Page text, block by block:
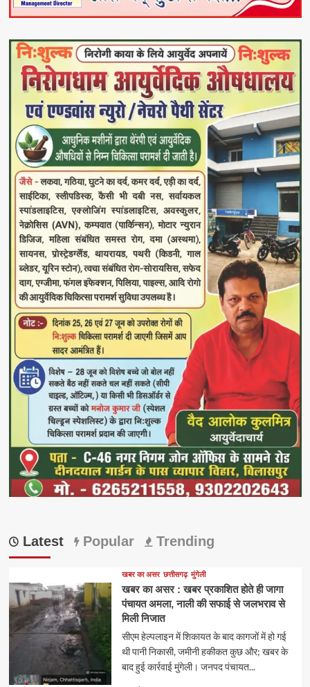
Latest Popular Trending
खबर का असर छत्तीसगढ़ मुंगेली
खबर का असर : खबर प्रकाशित होते ही जागा
पंचायत अमला, नाली की सफाई से जलभराव से
मिली निजात
सीएम हेल्पलाइन में शिकायत के बाद कागजों में हो गई
थी पानी निकासी, जमीनी हकीकत कुछ और; खबर के
बाद हुई कार्रवाई मुंगेली। जनपद पंचायत...